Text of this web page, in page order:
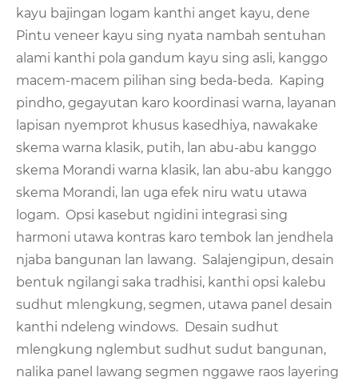
kayu bajingan logam kanthi anget kayu, dene
Pintu veneer kayu sing nyata nambah sentuhan
alami kanthi pola gandum kayu sing asli, kanggo
macem-macem pilihan sing beda-beda. Kaping
pindho, gegayutan karo koordinasi warna, layanan
lapisan nyemprot khusus kasedhiya, nawakake
skema warna klasik, putih, lan abu-abu kanggo
skema Morandi warna klasik, lan abu-abu kanggo
skema Morandi, lan uga efek niru watu utawa
logam. Opsi kasebut ngidini integrasi sing
harmoni utawa kontras karo tembok lan jendhela
njaba bangunan lan lawang. Salajengipun, desain
bentuk ngilangi saka tradhisi, kanthi opsi kalebu
sudhut mlengkung, segmen, utawa panel desain
kanthi ndeleng windows. Desain sudhut
mlengkung nglembut sudhut sudut bangunan,
nalika panel lawang segmen nggawe raos layering